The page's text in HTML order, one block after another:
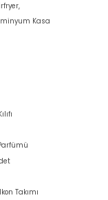
Kasa
Takımı